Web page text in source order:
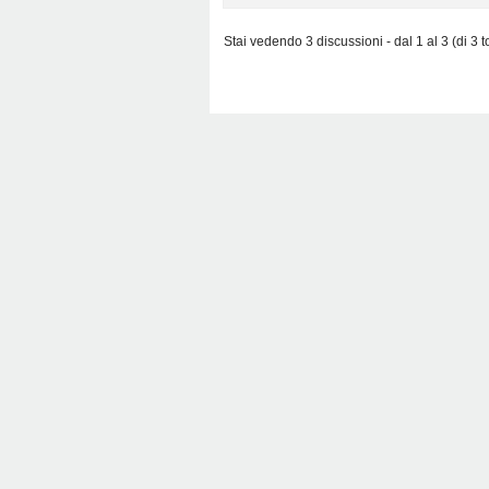
Stai vedendo 3 discussioni - dal 1 al 3 (di 3